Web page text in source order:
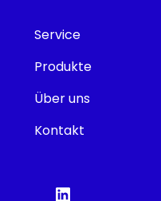
Service
Produkte
Über uns
Kontakt